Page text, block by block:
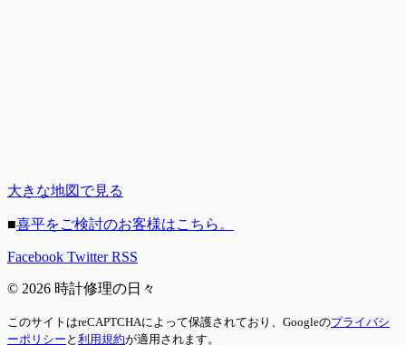
大きな地図で見る
■喜平をご検討のお客様はこちら。
Facebook Twitter RSS
© 2026 時計修理の日々
このサイトはreCAPTCHAによって保護されており、Googleのプライバシ
ーポリシー と 利用規約が適用されます。